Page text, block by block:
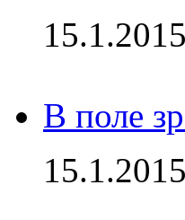
В поле